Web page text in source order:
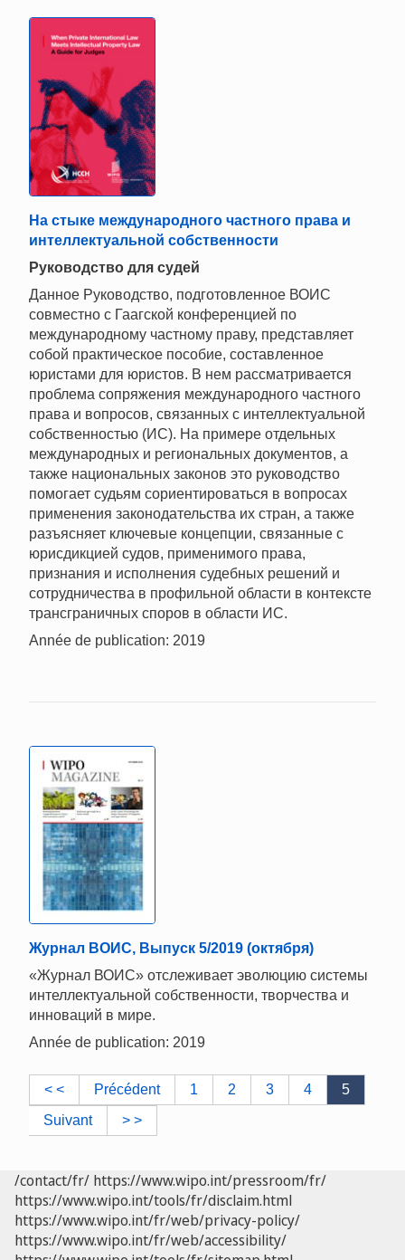
На стыке международного частного права и
интеллектуальной собственности
Руководство для судей
Данное Руководство, подготовленное ВОИС
совместно с Гаагской конференцией по
международному частному праву, представляет
собой практическое пособие, составленное
юристами для юристов. В нем рассматривается
проблема сопряжения международного частного
права и вопросов, связанных с интеллектуальной
собственностью (ИС). На примере отдельных
международных и региональных документов, а
также национальных законов это руководство
помогает судьям сориентироваться в вопросах
применения законодательства их стран, а также
разъясняет ключевые концепции, связанные с
юрисдикцией судов, применимого права,
признания и исполнения судебных решений и
сотрудничества в профильной области в контексте
трансграничных споров в области ИС.
Année de publication: 2019
Журнал ВОИС, Выпуск 5/2019 (октября)
«Журнал ВОИС» отслеживает эволюцию системы
интеллектуальной собственности, творчества и
инноваций в мире.
Année de publication: 2019
< < Précédent 1 2 3 4
5
Suivant
> >
/contact/fr/ https://www.wipo.int/pressroom/fr/
https://www.wipo.int/tools/fr/disclaim.html
https://www.wipo.int/fr/web/privacy-policy/
https://www.wipo.int/fr/web/accessibility/